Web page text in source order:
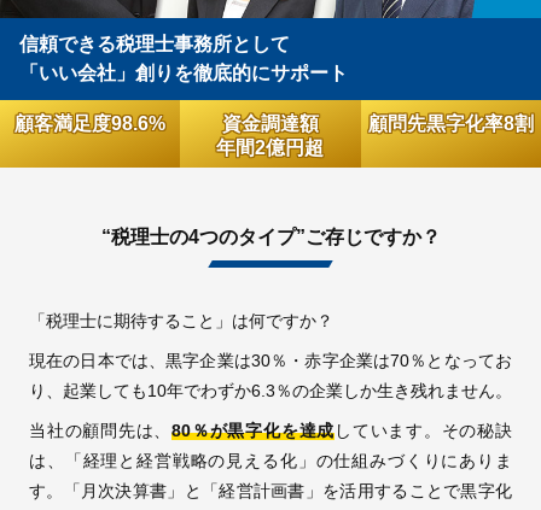
採用情報
© 2009 -2026 税理士法人新日本経営
信頼できる税理士事務所として
「いい会社」創りを徹底的にサポート
顧客満足度98.6%
資金調達額
年間2億円超
顧問先黒字化率8割
“税理士の4つのタイプ”ご存じですか？
「税理士に期待すること」は何ですか？
現在の日本では、黒字企業は30％・赤字企業は70％となってお
り、起業しても10年でわずか6.3％の企業しか生き残れません。
当社の顧問先は、80％が黒字化を達成しています。その秘訣
は、「経理と経営戦略の見える化」の仕組みづくりにありま
す。「月次決算書」と「経営計画書」を活用することで黒字化